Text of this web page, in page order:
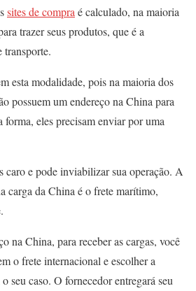
sites de compra é calculado, na maioria
trazer seus produtos, que é a
transporte.
esta modalidade, pois na maioria dos
possuem um endereço na China para
forma, eles precisam enviar por uma
caro e pode inviabilizar sua operação. A
carga da China é o frete marítimo,
na China, para receber as cargas, você
o frete internacional e escolher a
seu caso. O fornecedor entregará seu